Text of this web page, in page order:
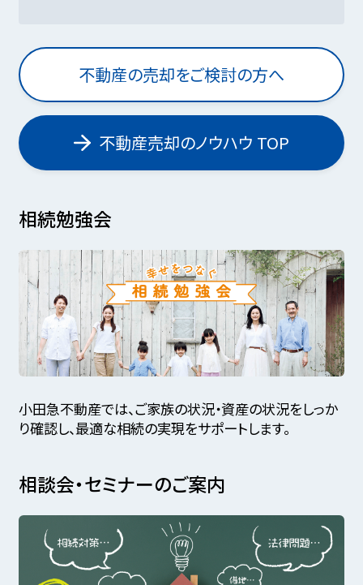
不動産の売却をご検討の方へ
不動産売却のノウハウ TOP
相続勉強会
小田急不動産では、ご家族の状況・資産の状況をしっか
り確認し、最適な相続の実現をサポートします。
相談会・セミナーのご案内